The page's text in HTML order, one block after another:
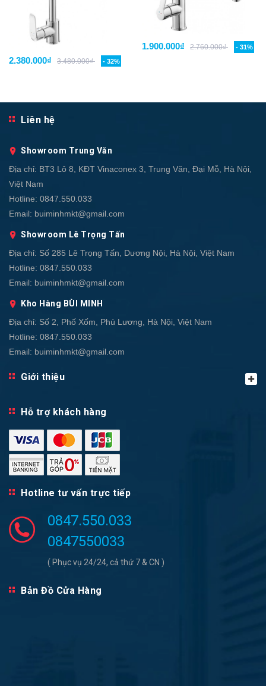
2.380.000₫ 3.480.000₫ - 32%
1.900.000₫ 2.760.000₫ - 31%
Liên hệ
Showroom Trung Văn
Địa chỉ: BT3 Lô 8, KĐT Vinaconex 3, Trung Văn, Đại Mỗ, Hà Nội,
Việt Nam
Hotline: 0847.550.033
Email: buiminhmkt@gmail.com
Showroom Lê Trọng Tấn
Địa chỉ: Số 285 Lê Trọng Tấn, Dương Nội, Hà Nội, Việt Nam
Hotline: 0847.550.033
Email: buiminhmkt@gmail.com
Kho Hàng BÙI MINH
Địa chỉ: Số 2, Phố Xốm, Phú Lương, Hà Nội, Việt Nam
Hotline: 0847.550.033
Email: buiminhmkt@gmail.com
Giới thiệu
Hỗ trợ khách hàng
Hotline tư vấn trực tiếp
0847.550.033
0847550033
( Phục vụ 24/24, cả thứ 7 & CN )
Bản Đồ Cửa Hàng